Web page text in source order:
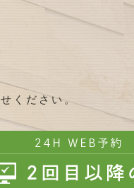
ください。